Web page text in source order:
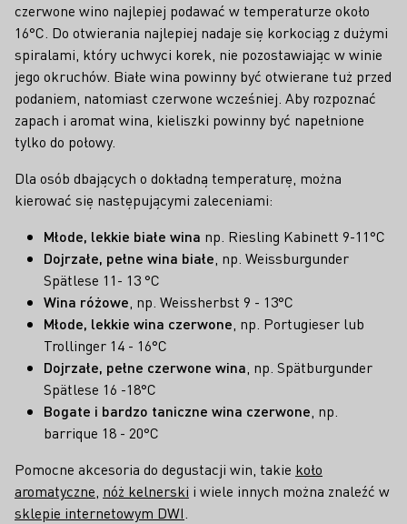
czerwone wino najlepiej podawać w temperaturze około
16°C. Do otwierania najlepiej nadaje się korkociąg z dużymi
spiralami, który uchwyci korek, nie pozostawiając w winie
jego okruchów. Białe wina powinny być otwierane tuż przed
podaniem, natomiast czerwone wcześniej. Aby rozpoznać
zapach i aromat wina, kieliszki powinny być napełnione
tylko do połowy.
Dla osób dbających o dokładną temperaturę, można
kierować się następującymi zaleceniami:
Młode, lekkie białe wina np. Riesling Kabinett 9-11°C
Dojrzałe, pełne wina białe , np. Weissburgunder
Spätlese 11- 13 °C
Wina różowe , np. Weissherbst 9 - 13°C
Młode, lekkie wina czerwone , np. Portugieser lub
Trollinger 14 - 16°C
Dojrzałe, pełne czerwone wina , np. Spätburgunder
Spätlese 16 -18°C
Bogate i bardzo taniczne wina czerwone , np.
barrique 18 - 20°C
Pomocne akcesoria do degustacji win, takie koło
aromatyczne nóż kelnerski i wiele innych można znaleźć w
sklepie internetowym DWI